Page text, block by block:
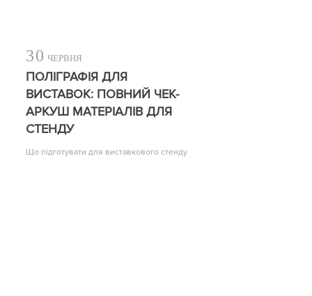
30 ЧЕРВНЯ
ПОЛІГРАФІЯ ДЛЯ
ВИСТАВОК: ПОВНИЙ ЧЕК-
АРКУШ МАТЕРІАЛІВ ДЛЯ
СТЕНДУ
Що підготувати для виставкового стенду